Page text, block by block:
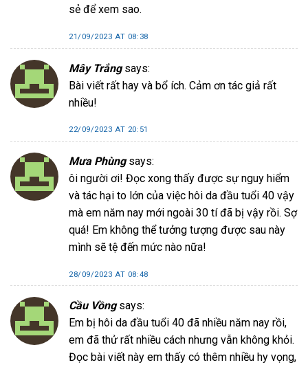
sẻ để xem sao.
21/09/2023 AT 08:38
Mây Trắng says:
Bài viết rất hay và bổ ích. Cảm ơn tác giả rất
nhiều!
22/09/2023 AT 20:51
Mưa Phùng says:
ôi người ơi! Đọc xong thấy được sự nguy hiểm
và tác hại to lớn của việc hôi da đầu tuổi 40 vậy
mà em năm nay mới ngoài 30 tí đã bị vậy rồi. Sợ
quá! Em không thể tưởng tượng được sau này
mình sẽ tệ đến mức nào nữa!
28/09/2023 AT 08:48
Cầu Vồng says:
Em bị hôi da đầu tuổi 40 đã nhiều năm nay rồi,
em đã thử rất nhiều cách nhưng vẫn không khỏi.
Đọc bài viết này em thấy có thêm nhiều hy vọng,